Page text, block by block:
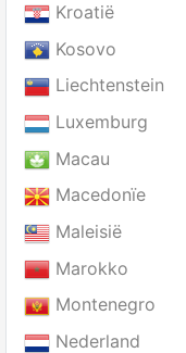
Kroatië
Kosovo
Liechtenstein
Luxemburg
Macau
Macedonïe
Maleisië
Marokko
Montenegro
Nederland